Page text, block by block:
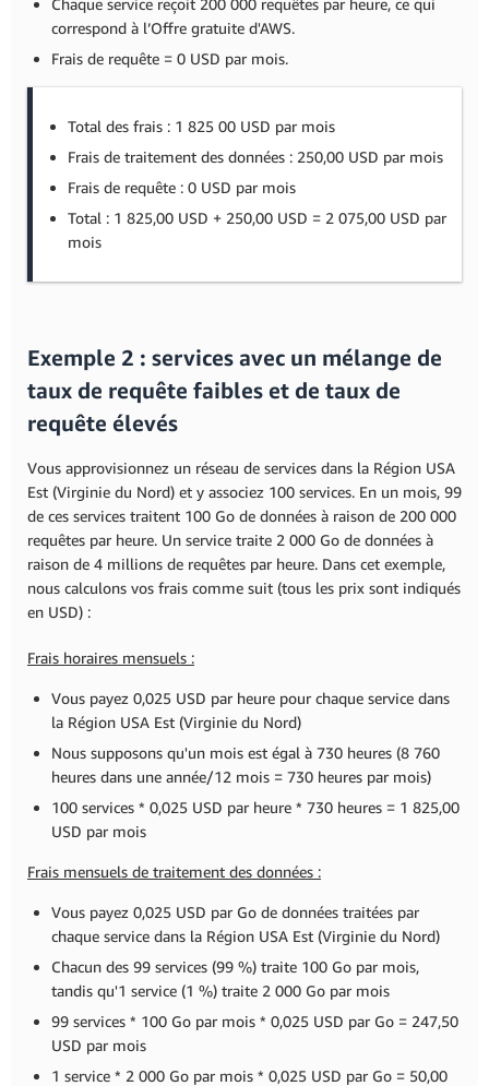
Chaque service reçoit 200 000 requêtes par heure, ce qui
correspond à l’Offre gratuite d'AWS.
Frais de requête = 0 USD par mois.
Total des frais : 1 825 00 USD par mois
Frais de traitement des données : 250,00 USD par mois
Frais de requête : 0 USD par mois
Total : 1 825,00 USD + 250,00 USD = 2 075,00 USD par
mois
Exemple 2 : services avec un mélange de
taux de requête faibles et de taux de
requête élevés
Vous approvisionnez un réseau de services dans la Région USA
Est (Virginie du Nord) et y associez 100 services. En un mois, 99
de ces services traitent 100 Go de données à raison de 200 000
requêtes par heure. Un service traite 2 000 Go de données à
raison de 4 millions de requêtes par heure. Dans cet exemple,
nous calculons vos frais comme suit (tous les prix sont indiqués
en USD) :
Frais horaires mensuels :
Vous payez 0,025 USD par heure pour chaque service dans
la Région USA Est (Virginie du Nord)
Nous supposons qu'un mois est égal à 730 heures (8 760
heures dans une année/12 mois = 730 heures par mois)
100 services * 0,025 USD par heure * 730 heures = 1 825,00
USD par mois
Frais mensuels de traitement des données :
Vous payez 0,025 USD par Go de données traitées par
chaque service dans la Région USA Est (Virginie du Nord)
Chacun des 99 services (99 %) traite 100 Go par mois,
tandis qu'1 service (1 %) traite 2 000 Go par mois
99 services * 100 Go par mois * 0,025 USD par Go = 247,50
USD par mois
1 service * 2 000 Go par mois * 0,025 USD par Go = 50,00